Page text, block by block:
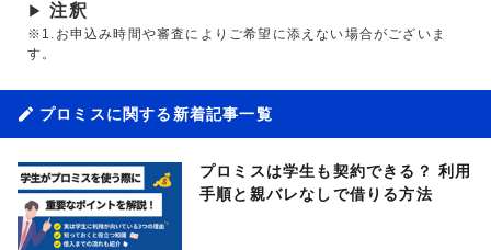
▶ 注釈
※1.お申込み時間や審査によりご希望に添えない場合がございま
す。
プロミスに関する新着記事一覧
プロミスは学生も契約できる？ 利用
手順と親バレなしで借りる方法